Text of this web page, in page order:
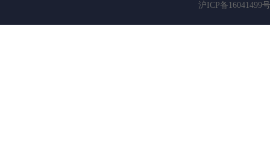
沪ICP备16041499